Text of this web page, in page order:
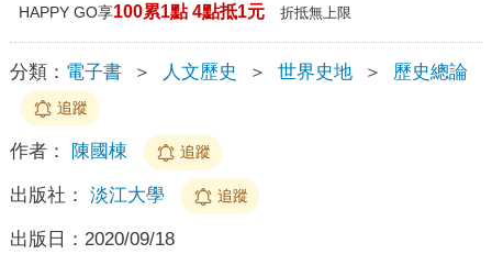
HAPPY GO享100累1點 4點抵1元 折抵無上限
分類： 電子書 ＞ 人文歷史 ＞ 世界史地 ＞ 歷史總論
追蹤
作者： 陳國棟 追蹤
出版社： 淡江大學 追蹤
出版日： 2020/09/18